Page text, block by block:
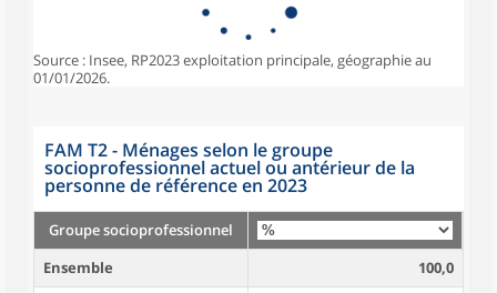
Source : Insee, RP2023 exploitation principale, géographie au
01/01/2026.
FAM T2 - Ménages selon le groupe
socioprofessionnel actuel ou antérieur de la
personne de référence en 2023
Groupe socioprofessionnel
Ensemble
100,0